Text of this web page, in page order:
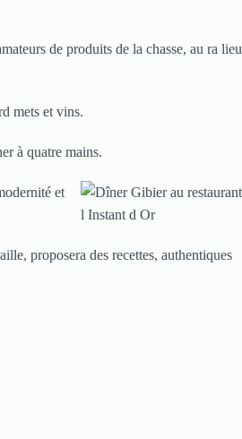
de produits de la chasse, au ra lieu
mets et vins.
à quatre mains.
et
proposera des recettes, authentiques